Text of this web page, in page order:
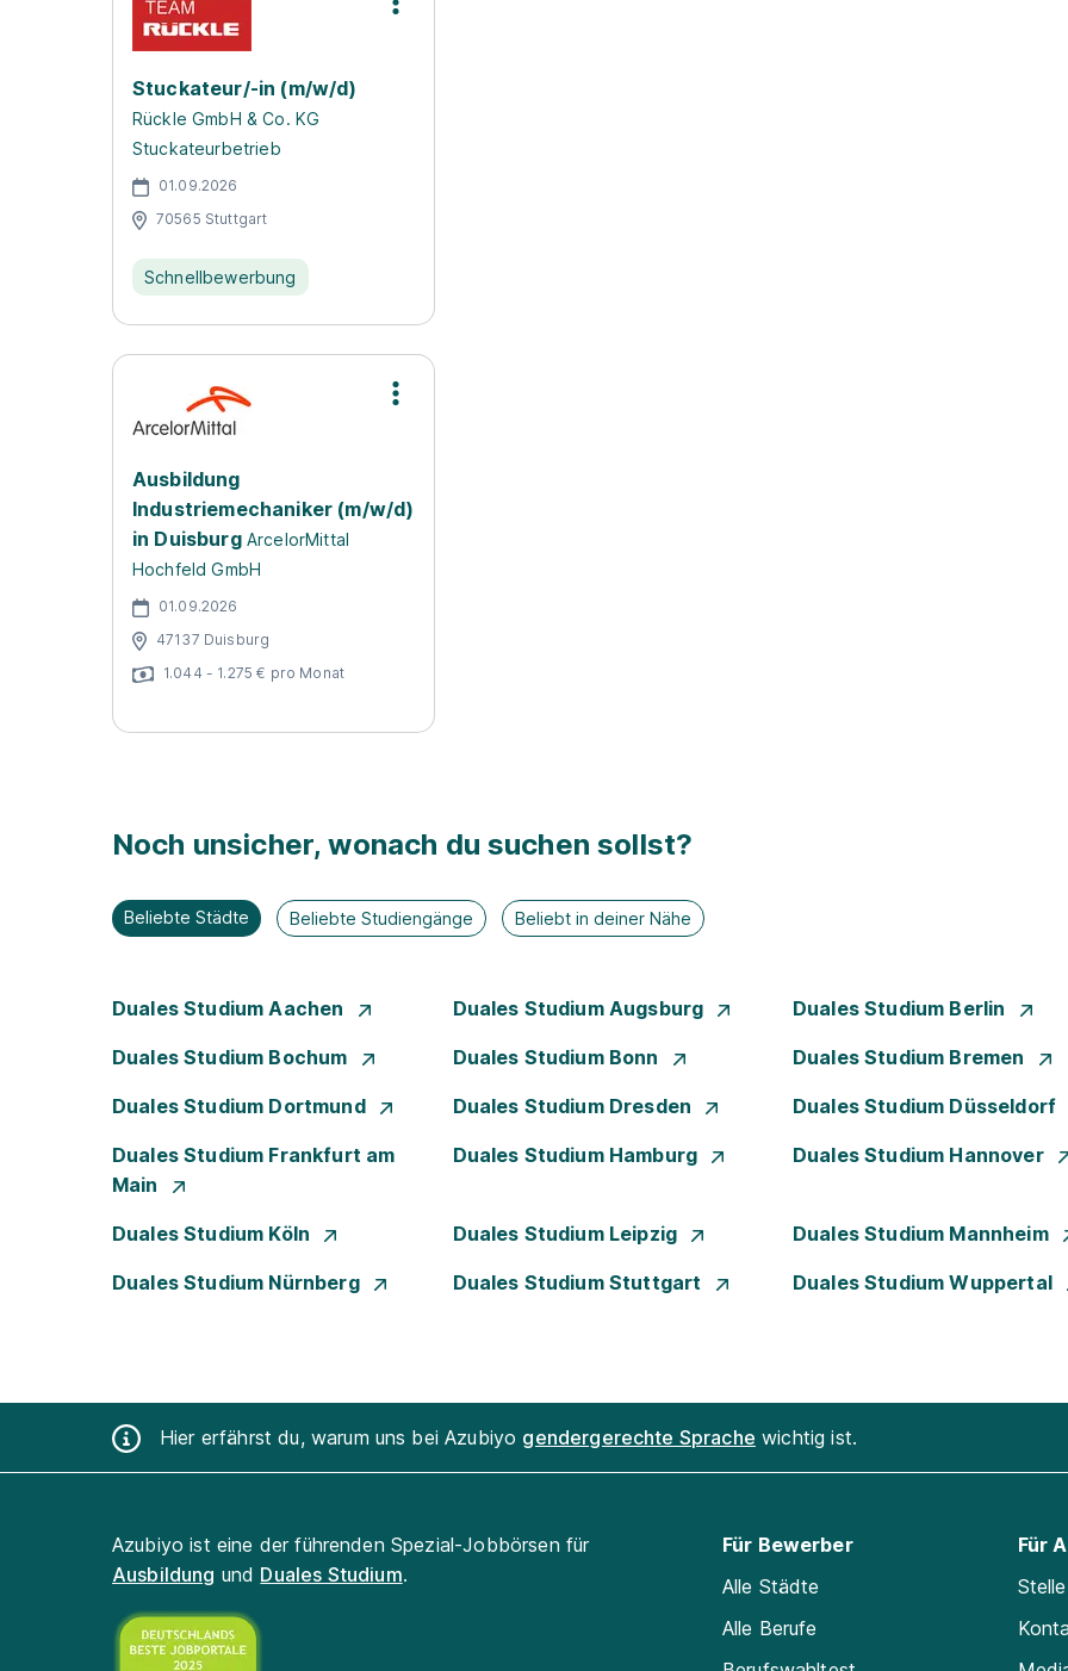
Stuckateur/-in (m/w/d)
Rückle GmbH & Co. KG
Stuckateurbetrieb
01.09.2026
70565 Stuttgart
Schnellbewerbung
Ausbildung
Industriemechaniker (m/w/d)
in Duisburg ArcelorMittal
Hochfeld GmbH
01.09.2026
47137 Duisburg
1.044 - 1.275 € pro Monat
Noch unsicher, wonach du suchen sollst?
Beliebte Städte Beliebte Studiengänge Beliebt in deiner Nähe
Duales Studium Aachen Duales Studium Augsburg Duales Studium Berlin
Duales Studium Bochum Duales Studium Bonn Duales Studium Bremen
Duales Studium Dortmund Duales Studium Dresden Duales Studium Düsseldorf
Duales Studium Frankfurt am
Main
Duales Studium Hamburg Duales Studium Hannover
Duales Studium Köln Duales Studium Leipzig Duales Studium Mannheim
Duales Studium Nürnberg Duales Studium Stuttgart Duales Studium Wuppertal
Hier erfährst du, warum uns bei Azubiyo gendergerechte Sprache wichtig ist.
Azubiyo ist eine der führenden Spezial-Jobbörsen für
Ausbildung und Duales Studium.
Für Bewerber
Alle Städte
Alle Berufe
Für